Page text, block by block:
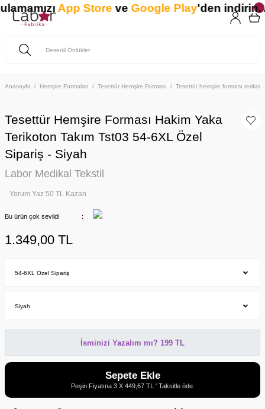
Anasayfa Hemşire Formaları Tesettür Hemşire Forması Tesettür hemşire forması
Tesettür Hemşire Forması Hakim Yaka
Terikoton Takım Tst03 54-6XL Özel
Sipariş - Siyah
Labor Medikal Tekstil
Yorum Yaz 50 TL Kazan
Bu ürün çok sevildi
1.349,00 TL
İsminizi Yazalım mı? 199 TL
Sepete Ekle
Peşin Fiyatına 3 X 449,67 TL ' Taksitle öde.
App StoreveGoogle Play'den indirin.